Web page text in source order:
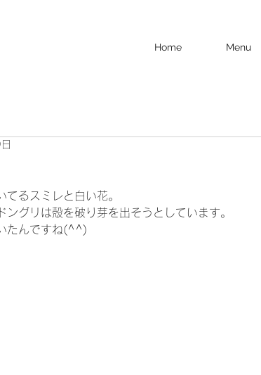
Home Menu
てるスミレと白い花。
ングリは殻を破り芽を出そうとしています。
たんですね(^^)